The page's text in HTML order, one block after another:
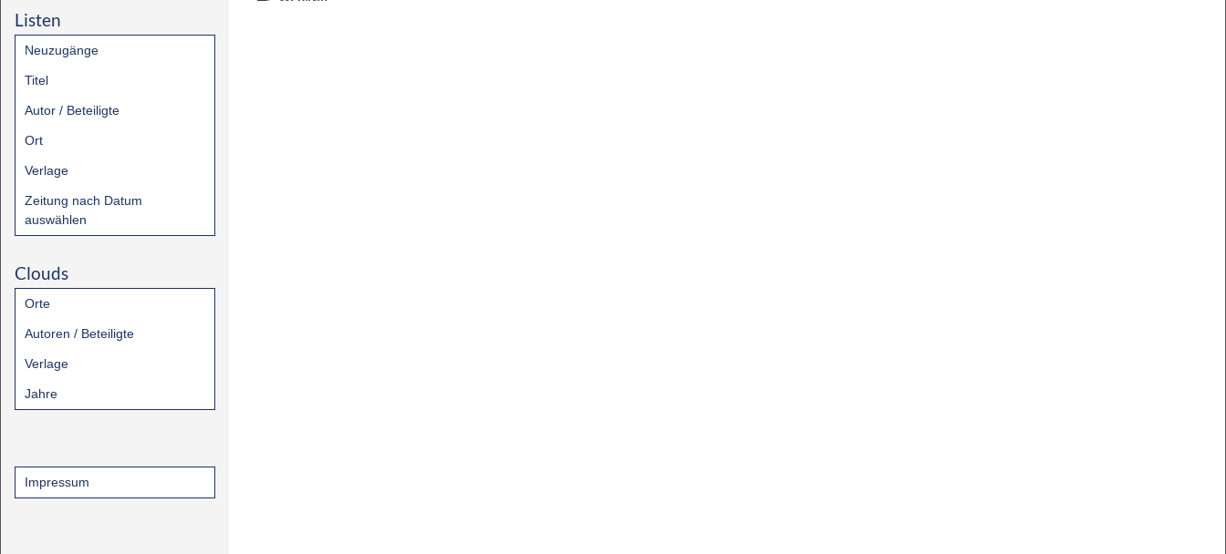
Listen
Neuzugänge
Titel
Autor / Beteiligte
Ort
Verlage
Zeitung nach Datum
auswählen
Clouds
Orte
Autoren / Beteiligte
Verlage
Jahre
Impressum